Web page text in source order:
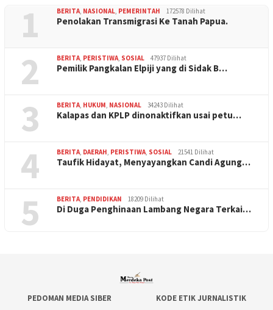
1 BERITA, NASIONAL, PEMERINTAH 172578 Dilihat
Penolakan Transmigrasi Ke Tanah Papua.
2 BERITA, PERISTIWA, SOSIAL 47937 Dilihat
Pemilik Pangkalan Elpiji yang di Sidak B…
3 BERITA, HUKUM, NASIONAL 34243 Dilihat
Kalapas dan KPLP dinonaktifkan usai petu…
4 BERITA, DAERAH, PERISTIWA, SOSIAL 21541 Dilihat
Taufik Hidayat, Menyayangkan Candi Agung…
5 BERITA, PENDIDIKAN 18209 Dilihat
Di Duga Penghinaan Lambang Negara Terkai…
PEDOMAN MEDIA SIBER KODE ETIK JURNALISTIK